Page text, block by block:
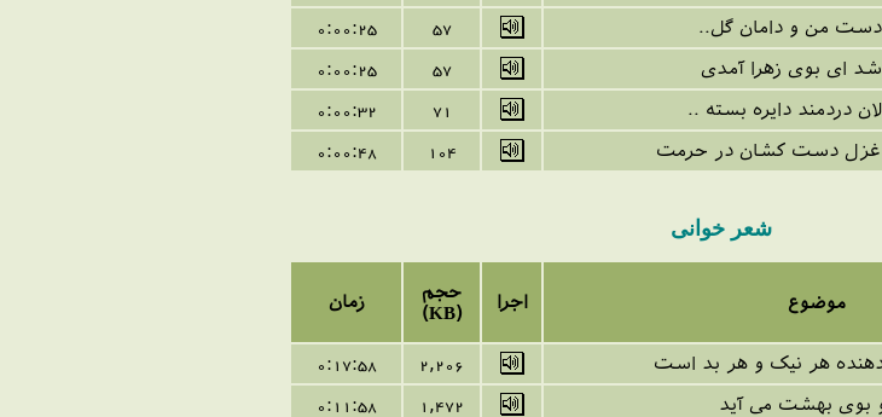
دست من و دامان گل.. 57
0:00:25
ای بوی زهرا آمدی 57
0:00:25
دردمند دایره بسته .. 71
0:00:32
غزل دست کشان در حرمت 104
0:00:48
شعر خوانی
موضوع اجرا
حجم
(KB)
زمان
هر نیک و هر بد است 2,206
0:17:58
بوی بهشت می آید 1,472
0:11:58